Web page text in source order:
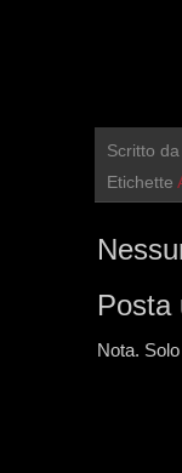
Scritto da
Etichette
Posta
Nota.